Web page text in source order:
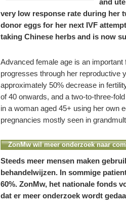
and
very low response rate during her
donor eggs for her next IVF
taking Chinese herbs and is now
Advanced female age is an
progresses through her reproductive
approximately 50% decrease in
of 40 onwards, and a two-to-three-
in a woman aged 45+ using her own
pregnancies mostly seen in
ZonMw wil meer onderzoek naar
Steeds meer mensen maken
behandelwijzen. In sommige
60%. ZonMw, het nationale fonds
dat er meer onderzoek wordt